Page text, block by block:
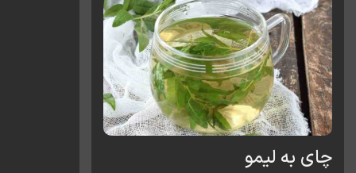
چای به لیمو